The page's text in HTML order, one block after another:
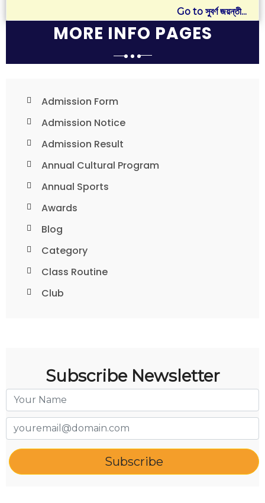
Go to সুবর্ণ জয়ন্তী...
MORE INFO PAGES
Admission Form
Admission Notice
Admission Result
Annual Cultural Program
Annual Sports
Awards
Blog
Category
Class Routine
Club
Subscribe Newsletter
Subscribe